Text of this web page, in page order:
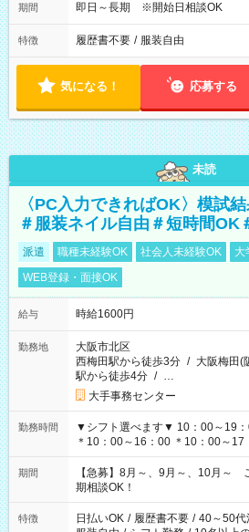
期間 即日～長期 ※開始日相談OK
特徴 履歴書不要 / 服装自由
気になる！ 応募する
未読
〈PC入力できればOK〉模試
＃服装ネイル自由＃短時間OK
派遣 職種未経験OK 社会人未経験OK 大
WEB登録・面接OK
給与 時給1600円
勤務地
大阪市北区
西梅田駅から徒歩3分 / 大阪梅田(
駅から徒歩4分 / …
大手事務センター
勤務時間
▼シフト選べます▼ 10：00～19：
＊10：00～16：00 ＊10：00～17
11：00～19：00 ＊12：00～19：
期間
【急募】8月～、9月～、10月～
期相談OK！
特徴 日払いOK / 履歴書不要 / 40～50代